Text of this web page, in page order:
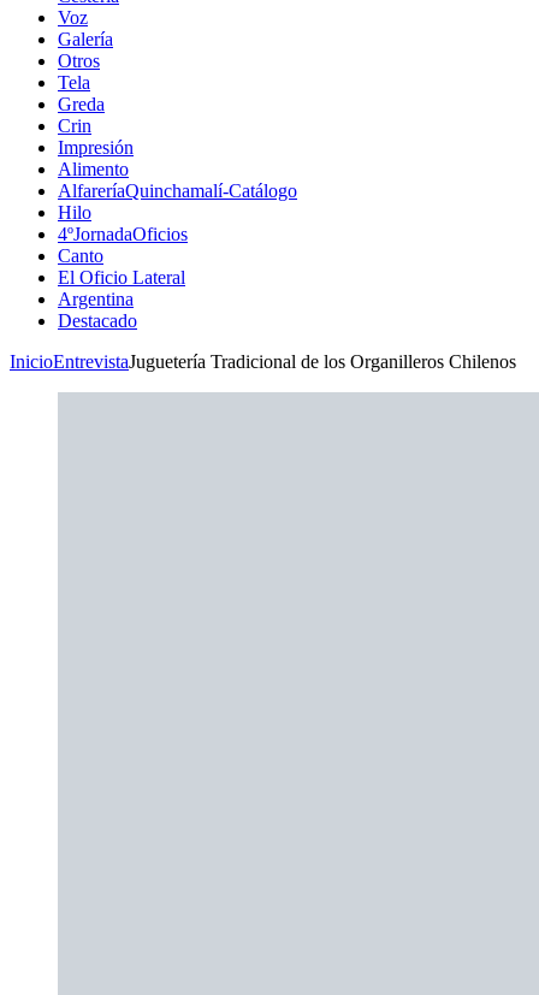
Voz
Galería
Otros
Tela
Greda
Crin
Impresión
Alimento
AlfareríaQuinchamalí-Catálogo
Hilo
4ºJornadaOficios
Canto
El Oficio Lateral
Argentina
Destacado
InicioEntrevistaJuguetería Tradicional de los Organilleros Chilenos